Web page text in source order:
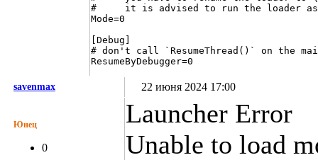
#     it is advised to run the loader as
Mode=0
[Debug]
# don't call `ResumeThread()` on the
savenmax 22 июня 2024 17:00
Юнец
0
Launcher Error
Unable to load